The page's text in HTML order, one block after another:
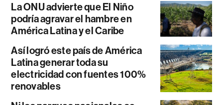
La ONU advierte que El Niño
podría agravar el hambre en
América Latina y el Caribe
Así logró este país de América
Latina generar toda su
electricidad con fuentes 100%
renovables